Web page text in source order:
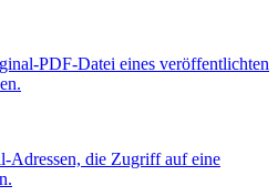
PDF-Datei eines veröffentlichten
Adressen, die Zugriff auf eine